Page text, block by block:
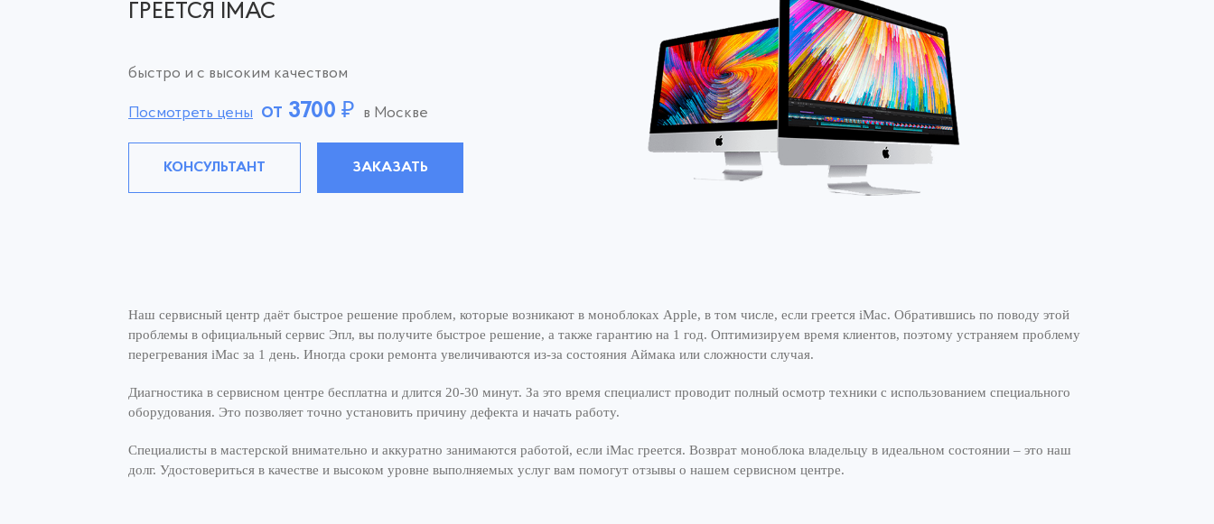
ГРЕЕТСЯ IMAC
быстро и с высоким качеством
Посмотреть цены от 3700 ₽ в Москве
КОНСУЛЬТАНТ ЗАКАЗАТЬ
Наш сервисный центр даёт быстрое решение проблем, которые возникают в моноблоках Apple, в том числе, если греется iMac. Обратившись по поводу этой
проблемы в официальный сервис Эпл, вы получите быстрое решение, а также гарантию на 1 год. Оптимизируем время клиентов, поэтому устраняем проблему
перегревания iMac за 1 день. Иногда сроки ремонта увеличиваются из-за состояния Аймака или сложности случая.
Диагностика в сервисном центре бесплатна и длится 20-30 минут. За это время специалист проводит полный осмотр техники с использованием специального
оборудования. Это позволяет точно установить причину дефекта и начать работу.
Специалисты в мастерской внимательно и аккуратно занимаются работой, если iMac греется. Возврат моноблока владельцу в идеальном состоянии – это наш
долг. Удостовериться в качестве и высоком уровне выполняемых услуг вам помогут отзывы о нашем сервисном центре.